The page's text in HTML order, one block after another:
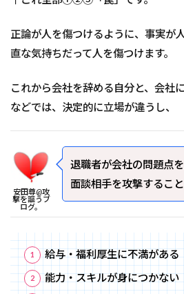
正論が人を傷つけるように、事実が
直な気持ちだって人を傷つけます。
これから会社を辞める自分と、会社
などでは、決定的に立場が違うし、
安田尊@攻
撃を謳うブ
ログ。
退職者が会社の問題点
面談相手を攻撃すること
給与・福利厚生に不満がある
能力・スキルが身につかない